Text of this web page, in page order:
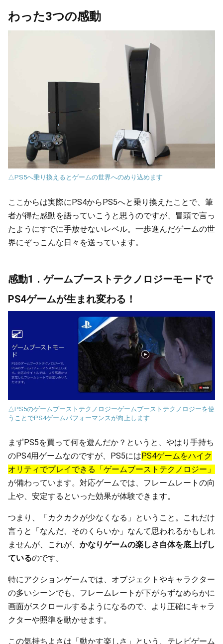
わった3つの感動
△PS5へ乗り換えるとゲームの世界へのめり込めます
ここからは実際にPS4からPS5へと乗り換えたことで、筆
者が得た感動を語っていこうと思うのですが、冒頭で言っ
たようにすでに手放せないレベル。一歩進んだゲームの世
界にぞっこんな日々を送っています。
感動1．ゲームブーストテクノロジーモードで
PS4ゲームが生まれ変わる！
△PS5のゲームブーストテクノロジーゲームブーストテクノロジーを使
うことでPS4ゲームパフォーマンスが向上します
まずPS5を買って何を遊んだか？というと、やはり手持ち
のPS4用ゲームなのですが、PS5にはPS4ゲームをハイク
オリティでプレイできる「ゲームブーストテクノロジー」
が備わっています。対応ゲームでは、フレームレートの向
上や、安定するといった効果が体験できます。
つまり、「カクカクが少なくなる」ということ。これだけ
言うと「なんだ、そのくらいか」なんて思われるかもしれ
ませんが、これが、 かなりゲームの楽しさ自体を底上げし
ているのです。
特にアクションゲームでは、オブジェクトやキャラクター
の多いシーンでも、フレームレートが下がらずなめらかに
画面がスクロールするようになるので、より正確にキャラ
クターや照準を動かせます。
この気持ちよさは「動かす楽しさ」という、テレビゲーム